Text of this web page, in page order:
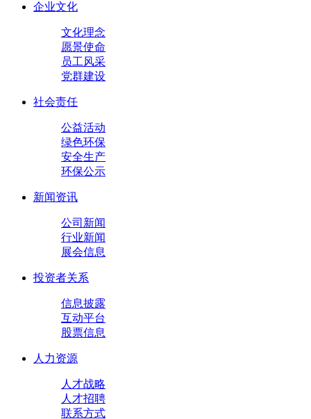
企业文化
文化理念
愿景使命
员工风采
党群建设
社会责任
公益活动
绿色环保
安全生产
环保公示
新闻资讯
公司新闻
行业新闻
展会信息
投资者关系
信息披露
互动平台
股票信息
人力资源
人才战略
人才招聘
联系方式